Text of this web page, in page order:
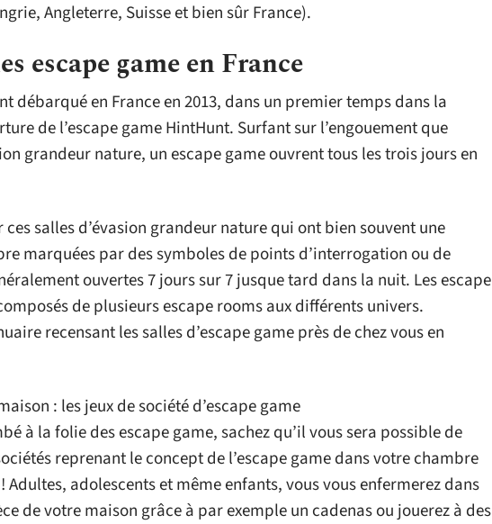
Angleterre, Suisse et bien sûr France).
escape game en France
débarqué en France en 2013, dans un premier temps dans la
de l’escape game HintHunt. Surfant sur l’engouement que
grandeur nature, un escape game ouvrent tous les trois jours en
ces salles d’évasion grandeur nature qui ont bien souvent une
marquées par des symboles de points d’interrogation ou de
ouvertes 7 jours sur 7 jusque tard dans la nuit. Les escape
de plusieurs escape rooms aux différents univers.
recensant les salles d’escape game près de chez vous en
: les jeux de société d’escape game
à la folie des escape game, sachez qu’il vous sera possible de
reprenant le concept de l’escape game dans votre chambre
Adultes, adolescents et même enfants, vous vous enfermerez dans
de votre maison grâce à par exemple un cadenas ou jouerez à des